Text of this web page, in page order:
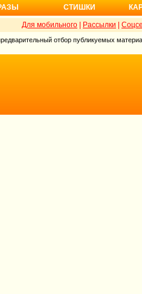
СТИШКИ
Для мобильного Рассылки
отбор публикуемых